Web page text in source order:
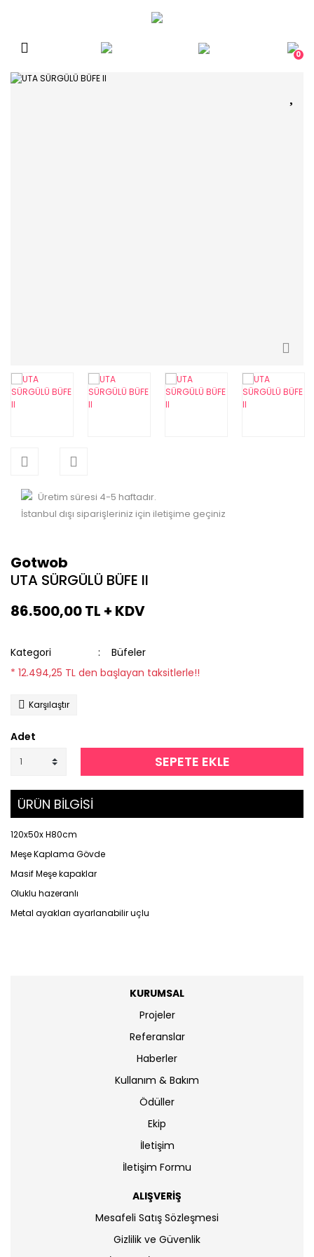
0
Üretim süresi 4-5 haftadır.
İstanbul dışı siparişleriniz için iletişime geçiniz
Gotwob
UTA SÜRGÜLÜ BÜFE II
86.500,00 TL + KDV
Kategori
Büfeler
* 12.494,25 TL den başlayan taksitlerle!!
Karşılaştır
Adet
SEPETE EKLE
ÜRÜN BİLGİSİ
120x50x H80cm
Meşe Kaplama Gövde
Masif Meşe kapaklar
Oluklu hazeranlı
Metal ayakları ayarlanabilir uçlu
KURUMSAL
Projeler
Referanslar
Haberler
Kullanım & Bakım
Ödüller
Ekip
İletişim
İletişim Formu
ALIŞVERİŞ
Mesafeli Satış Sözleşmesi
Gizlilik ve Güvenlik
MOBiLYA
Yan Sehpalar
Dolaplar / İçki dolapları
Tv Üniteleri